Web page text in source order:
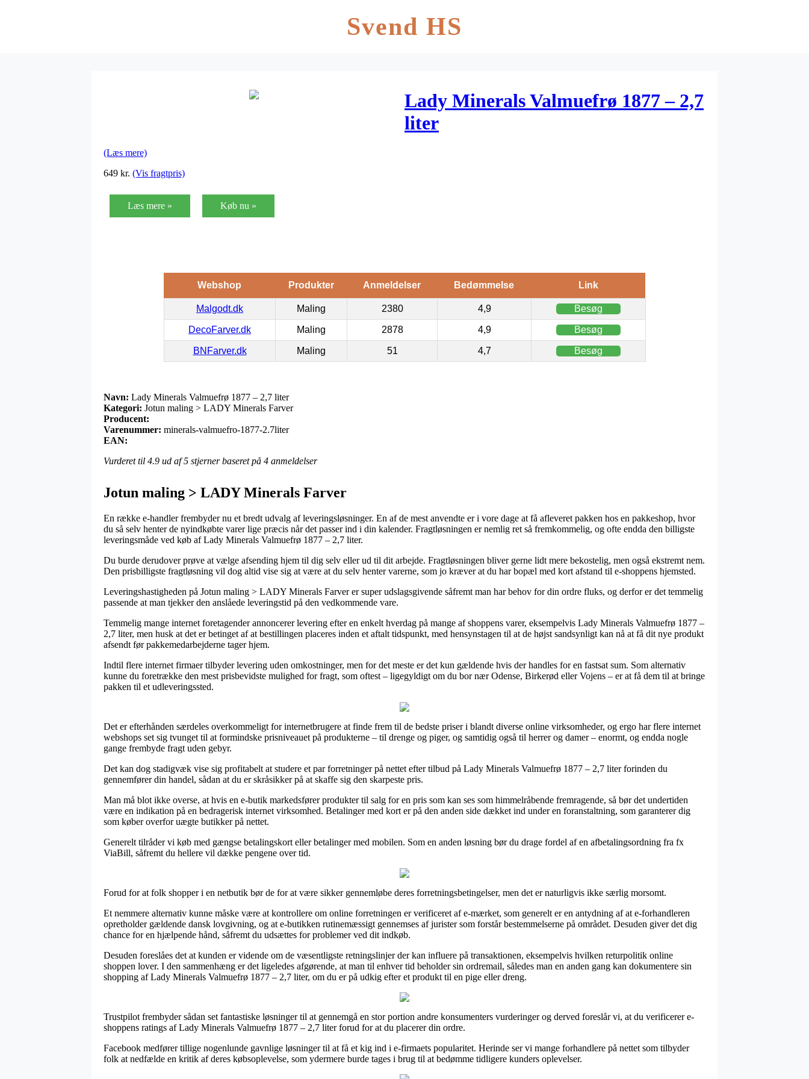
Svend HS
Lady Minerals Valmuefrø 1877 – 2,7
liter
(Læs mere)
649 kr. (Vis fragtpris)
Læs mere » Køb nu »
Webshop Produkter Anmeldelser Bedømmelse Link
Malgodt.dk Maling 2380 4,9 Besøg
DecoFarver.dk Maling 2878 4,9 Besøg
BNFarver.dk Maling 51 4,7 Besøg
Navn: Lady Minerals Valmuefrø 1877 – 2,7 liter
Kategori: Jotun maling > LADY Minerals Farver
Producent:
Varenummer: minerals-valmuefro-1877-2.7liter
EAN:
Vurderet til 4.9 ud af 5 stjerner baseret på 4 anmeldelser
Jotun maling > LADY Minerals Farver
En række e-handler frembyder nu et bredt udvalg af leveringsløsninger. En af de mest anvendte er i vore dage at få afleveret pakken hos en pakkeshop, hvor
du så selv henter de nyindkøbte varer lige præcis når det passer ind i din kalender. Fragtløsningen er nemlig ret så fremkommelig, og ofte endda den billigste
leveringsmåde ved køb af Lady Minerals Valmuefrø 1877 – 2,7 liter.
Du burde derudover prøve at vælge afsending hjem til dig selv eller ud til dit arbejde. Fragtløsningen bliver gerne lidt mere bekostelig, men også ekstremt nem.
Den prisbilligste fragtløsning vil dog altid vise sig at være at du selv henter varerne, som jo kræver at du har bopæl med kort afstand til e-shoppens hjemsted.
Leveringshastigheden på Jotun maling > LADY Minerals Farver er super udslagsgivende såfremt man har behov for din ordre fluks, og derfor er det temmelig
passende at man tjekker den anslåede leveringstid på den vedkommende vare.
Temmelig mange internet foretagender annoncerer levering efter en enkelt hverdag på mange af shoppens varer, eksempelvis Lady Minerals Valmuefrø 1877 –
2,7 liter, men husk at det er betinget af at bestillingen placeres inden et aftalt tidspunkt, med hensynstagen til at de højst sandsynligt kan nå at få dit nye produkt
afsendt før pakkemedarbejderne tager hjem.
Indtil flere internet firmaer tilbyder levering uden omkostninger, men for det meste er det kun gældende hvis der handles for en fastsat sum. Som alternativ
kunne du foretrække den mest prisbevidste mulighed for fragt, som oftest – ligegyldigt om du bor nær Odense, Birkerød eller Vojens – er at få dem til at bringe
pakken til et udleveringssted.
Det er efterhånden særdeles overkommeligt for internetbrugere at finde frem til de bedste priser i blandt diverse online virksomheder, og ergo har flere internet
webshops set sig tvunget til at formindske prisniveauet på produkterne – til drenge og piger, og samtidig også til herrer og damer – enormt, og endda nogle
gange frembyde fragt uden gebyr.
Det kan dog stadigvæk vise sig profitabelt at studere et par forretninger på nettet efter tilbud på Lady Minerals Valmuefrø 1877 – 2,7 liter forinden du
gennemfører din handel, sådan at du er skråsikker på at skaffe sig den skarpeste pris.
Man må blot ikke overse, at hvis en e-butik markedsfører produkter til salg for en pris som kan ses som himmelråbende fremragende, så bør det undertiden
være en indikation på en bedragerisk internet virksomhed. Betalinger med kort er på den anden side dækket ind under en foranstaltning, som garanterer dig
som køber overfor uægte butikker på nettet.
Generelt tilråder vi køb med gængse betalingskort eller betalinger med mobilen. Som en anden løsning bør du drage fordel af en afbetalingsordning fra fx
ViaBill, såfremt du hellere vil dække pengene over tid.
Forud for at folk shopper i en netbutik bør de for at være sikker gennemløbe deres forretningsbetingelser, men det er naturligvis ikke særlig morsomt.
Et nemmere alternativ kunne måske være at kontrollere om online forretningen er verificeret af e-mærket, som generelt er en antydning af at e-forhandleren
opretholder gældende dansk lovgivning, og at e-butikken rutinemæssigt gennemses af jurister som forstår bestemmelserne på området. Desuden giver det dig
chance for en hjælpende hånd, såfremt du udsættes for problemer ved dit indkøb.
Desuden foreslåes det at kunden er vidende om de væsentligste retningslinjer der kan influere på transaktionen, eksempelvis hvilken returpolitik online
shoppen lover. I den sammenhæng er det ligeledes afgørende, at man til enhver tid beholder sin ordremail, således man en anden gang kan dokumentere sin
shopping af Lady Minerals Valmuefrø 1877 – 2,7 liter, om du er på udkig efter et produkt til en pige eller dreng.
Trustpilot frembyder sådan set fantastiske løsninger til at gennemgå en stor portion andre konsumenters vurderinger og derved foreslår vi, at du verificerer e-
shoppens ratings af Lady Minerals Valmuefrø 1877 – 2,7 liter forud for at du placerer din ordre.
Facebook medfører tillige nogenlunde gavnlige løsninger til at få et kig ind i e-firmaets popularitet. Herinde ser vi mange forhandlere på nettet som tilbyder
folk at nedfælde en kritik af deres købsoplevelse, som ydermere burde tages i brug til at bedømme tidligere kunders oplevelser.